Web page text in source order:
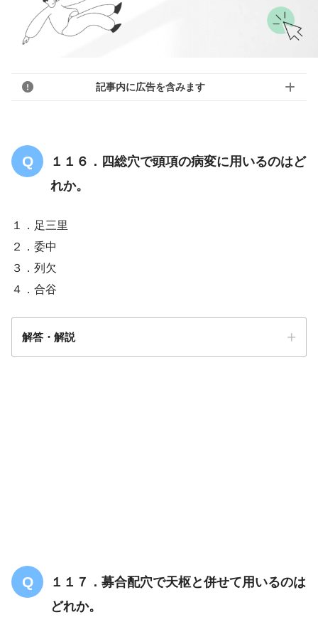
記事内に広告を含みます
１１６．四総穴で頭項の病変に用いるのはど
れか。
１．足三里
２．委中
３．列欠
４．合谷
解答・解説
１１７．募合配穴で天枢と併せて用いるのは
どれか。